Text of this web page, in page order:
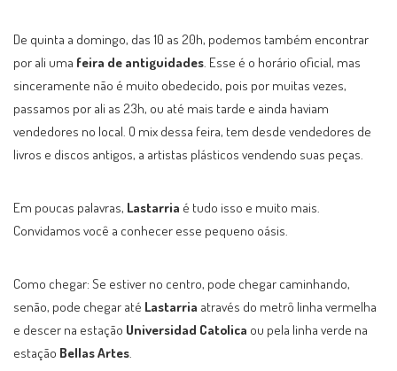
De quinta a domingo, das 10 as 20h, podemos também encontrar
por ali uma feira de antiguidades. Esse é o horário oficial, mas
sinceramente não é muito obedecido, pois por muitas vezes,
passamos por ali as 23h, ou até mais tarde e ainda haviam
vendedores no local. O mix dessa feira, tem desde vendedores de
livros e discos antigos, a artistas plásticos vendendo suas peças.
Em poucas palavras, Lastarria é tudo isso e muito mais.
Convidamos você a conhecer esse pequeno oásis.
Como chegar: Se estiver no centro, pode chegar caminhando,
senão, pode chegar até Lastarria através do metrô linha vermelha
e descer na estação Universidad Catolica ou pela linha verde na
estação Bellas Artes.